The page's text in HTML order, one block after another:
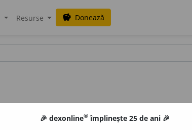
Resurse savings Donează
🎉 dexonline® împlinește 25 de ani 🎉